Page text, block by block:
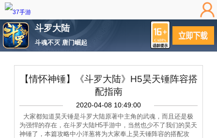
斗罗大陆
斗魂不灭 唐门崛起
【情怀神锤】《斗罗大陆》H5昊天锤阵容搭
配指南
2020-04-08 10:49:00
大家都知道昊天锤是斗罗大陆原著中主角的武魂，而且还是极
为强悍的存在，在斗罗大陆H5手游中，当然也少不了我们的昊天
神锤了，本篇攻略中小洋葱将为大家奉上昊天锤阵容的搭配攻